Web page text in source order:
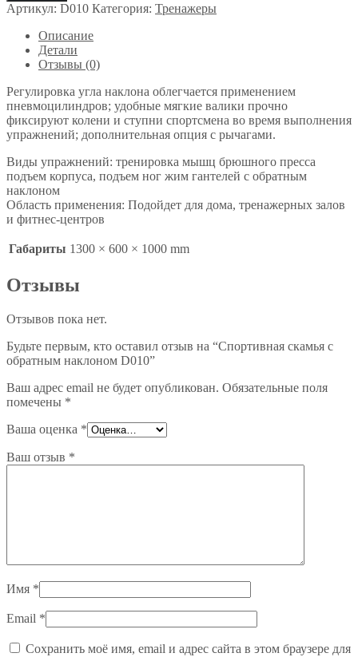
Артикул: D010 Категория: Тренажеры
Описание
Детали
Отзывы (0)
Регулировка угла наклона облегчается применением
пневмоцилиндров; удобные мягкие валики прочно
фиксируют колени и ступни спортсмена во время выполнения
упражнений; дополнительная опция с рычагами.
Виды упражнений: тренировка мышц брюшного пресса
подъем корпуса, подъем ног жим гантелей с обратным
наклоном
Область применения: Подойдет для дома, тренажерных залов
и фитнес-центров
Габариты 1300 × 600 × 1000 mm
Отзывы
Отзывов пока нет.
Будьте первым, кто оставил отзыв на “Спортивная скамья с
обратным наклоном D010”
Ваш адрес email не будет опубликован. Обязательные поля
помечены *
Ваша оценка *
Ваш отзыв *
Имя *
Email *
Сохранить моё имя, email и адрес сайта в этом браузере для